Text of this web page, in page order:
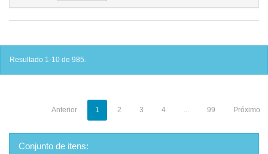
Resultado 1-10 de 985.
Anterior 1 2 3 4 ... 99 Próximo
Conjunto de itens: